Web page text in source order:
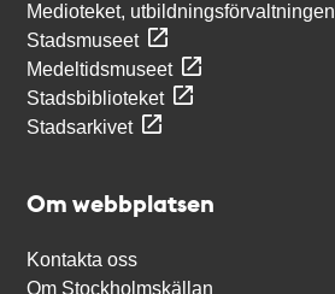
Medioteket, utbildningsförvaltningen
Stadsmuseet
Medeltidsmuseet
Stadsbiblioteket
Stadsarkivet
Om webbplatsen
Kontakta oss
Om Stockholmskällan